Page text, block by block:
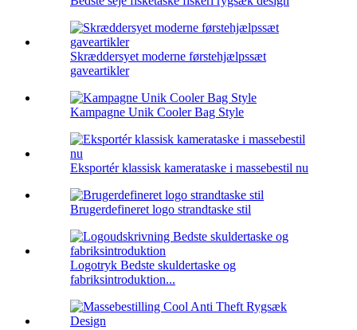
Skræddersyet moderne førstehjælpssæt
gaveartikler
Kampagne Unik Cooler Bag Style
Eksportér klassisk kamerataske i massebestil nu
Brugerdefineret logo strandtaske stil
Logotryk Bedste skuldertaske og
fabriksintroduktion...